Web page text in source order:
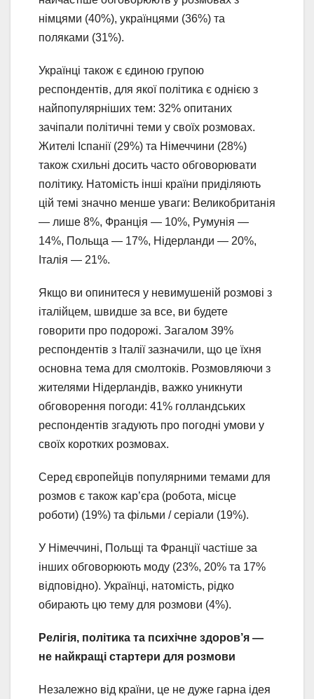
німцями (40%), українцями (36%) та
поляками (31%).
Українці також є єдиною групою
респондентів, для якої політика є однією з
найпопулярніших тем: 32% опитаних
зачіпали політичні теми у своїх розмовах.
Жителі Іспанії (29%) та Німеччини (28%)
також схильні досить часто обговорювати
політику. Натомість інші країни приділяють
цій темі значно менше уваги: Великобританія
— лише 8%, Франція — 10%, Румунія —
14%, Польща — 17%, Нідерланди — 20%,
Італія — 21%.
Якщо ви опинитеся у невимушеній розмові з
італійцем, швидше за все, ви будете
говорити про подорожі. Загалом 39%
респондентів з Італії зазначили, що це їхня
основна тема для смолтоків. Розмовляючи з
жителями Нідерландів, важко уникнути
обговорення погоди: 41% голландських
респондентів згадують про погодні умови у
своїх коротких розмовах.
Серед європейців популярними темами для
розмов є також кар’єра (робота, місце
роботи) (19%) та фільми / серіали (19%).
У Німеччині, Польщі та Франції частіше за
інших обговорюють моду (23%, 20% та 17%
відповідно). Українці, натомість, рідко
обирають цю тему для розмови (4%).
Релігія, політика та психічне здоров’я —
не найкращі стартери для розмови
Незалежно від країни, це не дуже гарна ідея